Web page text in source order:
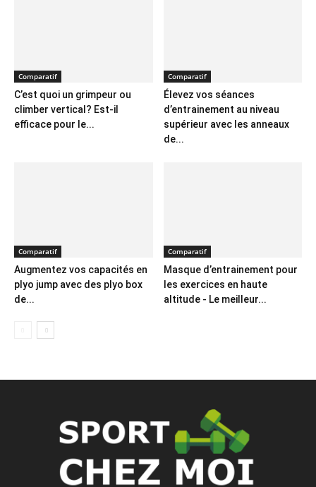
Comparatif
C’est quoi un grimpeur ou
climber vertical? Est-il
efficace pour le...
Comparatif
Élevez vos séances
d’entrainement au niveau
supérieur avec les anneaux
de...
Comparatif
Augmentez vos capacités en
plyo jump avec des plyo box
de...
Comparatif
Masque d’entrainement pour
les exercices en haute
altitude - Le meilleur...